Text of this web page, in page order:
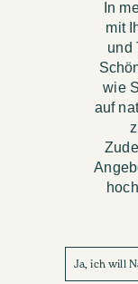
In
mit
und
wie
auf
Ja, ich will